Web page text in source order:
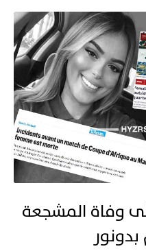
وفاة المشجعة